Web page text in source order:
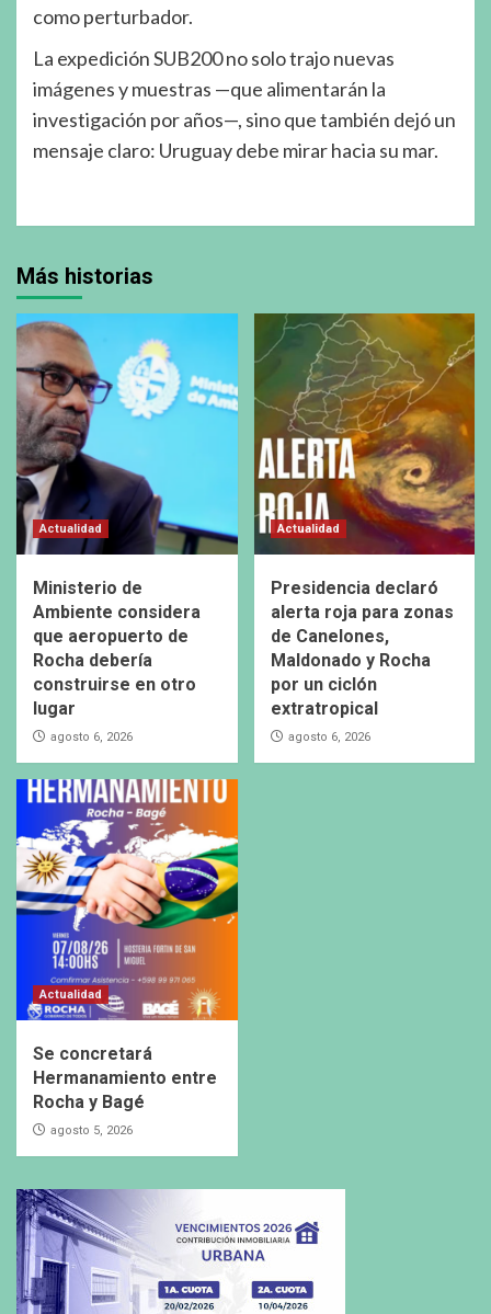
como perturbador.
La expedición SUB200 no solo trajo nuevas
imágenes y muestras —que alimentarán la
investigación por años—, sino que también dejó un
mensaje claro: Uruguay debe mirar hacia su mar.
Más historias
Actualidad
Ministerio de
Ambiente considera
que aeropuerto de
Rocha debería
construirse en otro
lugar
agosto 6, 2026
Actualidad
Presidencia declaró
alerta roja para zonas
de Canelones,
Maldonado y Rocha
por un ciclón
extratropical
agosto 6, 2026
Actualidad
Se concretará
Hermanamiento entre
Rocha y Bagé
agosto 5, 2026